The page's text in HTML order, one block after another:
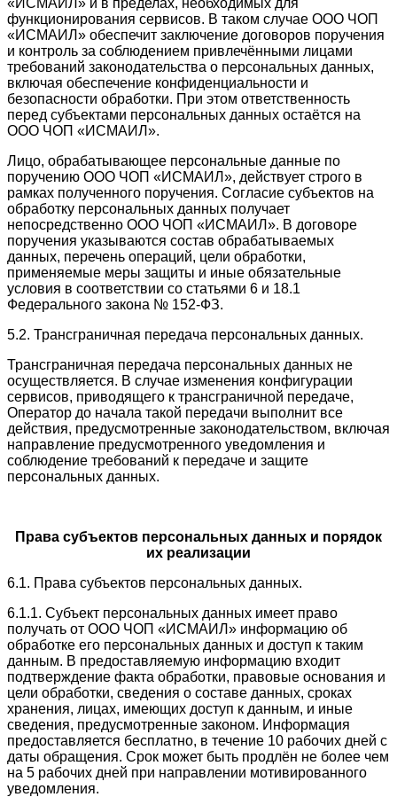
функционирования сервисов. В таком случае ООО ЧОП
«ИСМАИЛ» обеспечит заключение договоров поручения
и контроль за соблюдением привлечёнными лицами
требований законодательства о персональных данных,
включая обеспечение конфиденциальности и
безопасности обработки. При этом ответственность
перед субъектами персональных данных остаётся на
ООО ЧОП «ИСМАИЛ».
Лицо, обрабатывающее персональные данные по
поручению ООО ЧОП «ИСМАИЛ», действует строго в
рамках полученного поручения. Согласие субъектов на
обработку персональных данных получает
непосредственно ООО ЧОП «ИСМАИЛ». В договоре
поручения указываются состав обрабатываемых
данных, перечень операций, цели обработки,
применяемые меры защиты и иные обязательные
условия в соответствии со статьями 6 и 18.1
Федерального закона № 152-ФЗ.
5.2. Трансграничная передача персональных данных.
Трансграничная передача персональных данных не
осуществляется. В случае изменения конфигурации
сервисов, приводящего к трансграничной передаче,
Оператор до начала такой передачи выполнит все
действия, предусмотренные законодательством, включая
направление предусмотренного уведомления и
соблюдение требований к передаче и защите
персональных данных.
Права субъектов персональных данных и порядок
их реализации
6.1. Права субъектов персональных данных.
6.1.1. Субъект персональных данных имеет право
получать от ООО ЧОП «ИСМАИЛ» информацию об
обработке его персональных данных и доступ к таким
данным. В предоставляемую информацию входит
подтверждение факта обработки, правовые основания и
цели обработки, сведения о составе данных, сроках
хранения, лицах, имеющих доступ к данным, и иные
сведения, предусмотренные законом. Информация
предоставляется бесплатно, в течение 10 рабочих дней с
даты обращения. Срок может быть продлён не более чем
на 5 рабочих дней при направлении мотивированного
уведомления.